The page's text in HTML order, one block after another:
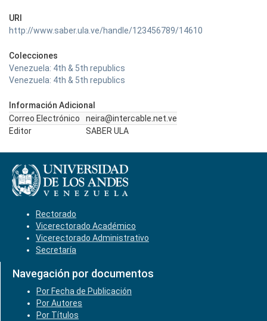
URI
http://www.saber.ula.ve/handle/123456789/14610
Colecciones
Venezuela: 4th & 5th republics
Venezuela: 4th & 5th republics
Información Adicional
Correo Electrónico
neira@intercable.net.ve
Editor
SABER ULA
Rectorado
Vicerectorado Académico
Vicerectorado Administrativo
Secretaría
Navegación por documentos
Por Fecha de Publicación
Por Autores
Por Títulos